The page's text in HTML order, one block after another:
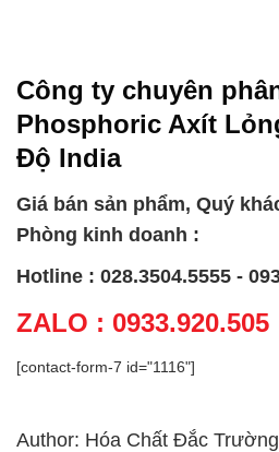
Công ty chuyên
Phosphoric Axít
Độ India
Giá bán sản phẩm, Quý
Phòng kinh doanh :
Hotline : 028.3504.5555 -
ZALO : 0933.920.505
[contact-form-7 id="1116"]
Author: Hóa Chất Đắc